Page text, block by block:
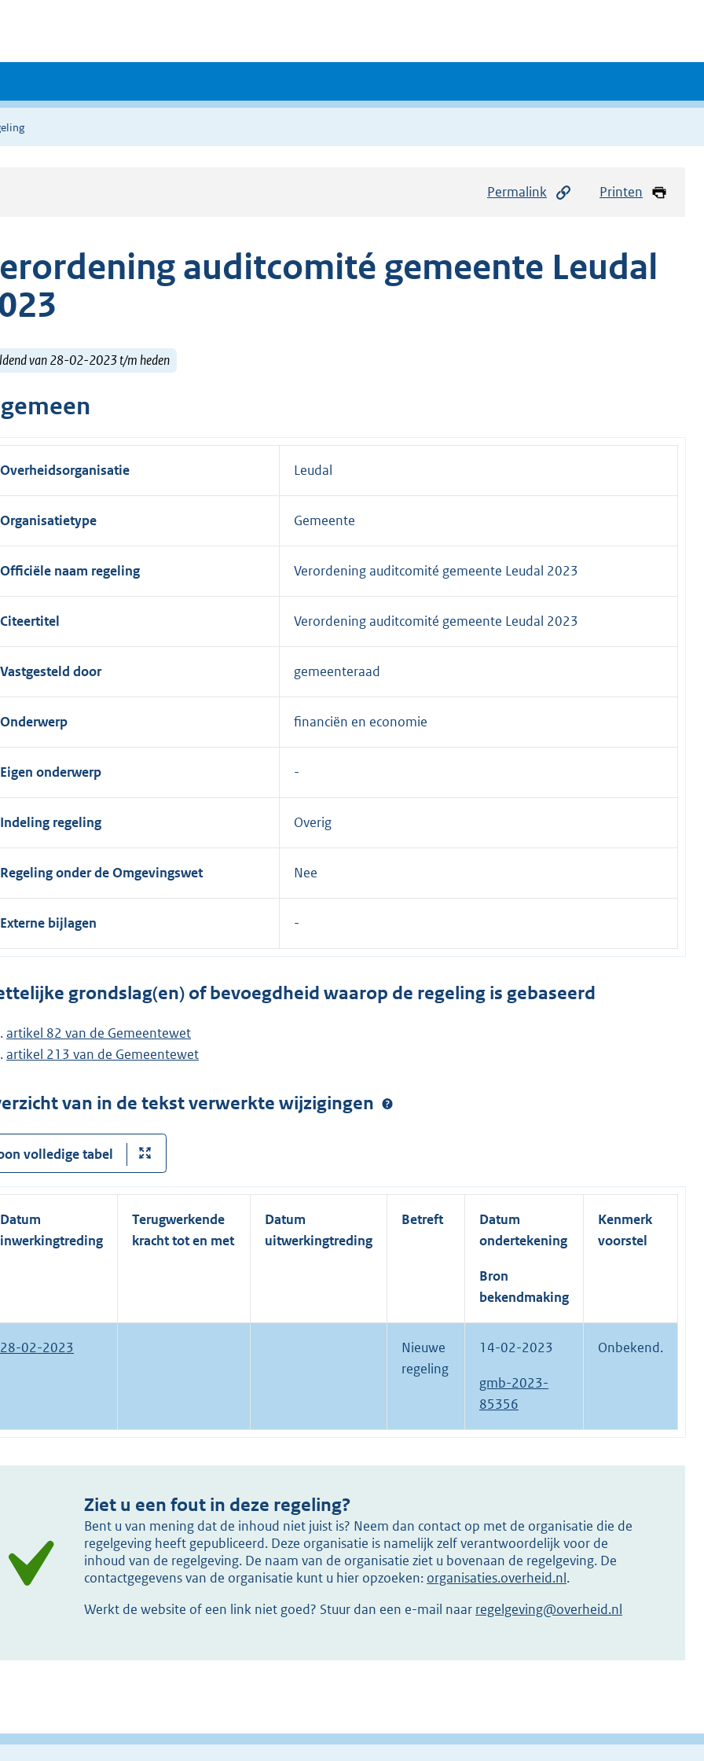
Permalink Printen
auditcomité gemeente Leudal
van 28-02-2023 t/m heden
Overheidsorganisatie Leudal
Organisatietype Gemeente
Officiële naam regeling Verordening auditcomité gemeente Leudal 2023
Citeertitel Verordening auditcomité gemeente Leudal 2023
Vastgesteld door gemeenteraad
Onderwerp financiën en economie
Eigen onderwerp
Indeling regeling Overig
Regeling onder de Omgevingswet Nee
Externe bijlagen
grondslag(en) of bevoegdheid waarop de regeling is gebaseerd
artikel 82 van de Gemeentewet
artikel 213 van de Gemeentewet
van in de tekst verwerkte wijzigingen
volledige tabel
Datum
inwerkingtreding
Terugwerkende
kracht tot en met
Datum
uitwerkingtreding
Betreft
Datum
ondertekening
Bron
bekendmaking
Kenmerk
voorstel
28-02-2023
Nieuwe
regeling
14-02-2023
gmb-2023-
85356
Onbekend.
Ziet u een fout in deze regeling?
Bent u van mening dat de inhoud niet juist is? Neem dan contact op met de organisatie die de
regelgeving heeft gepubliceerd. Deze organisatie is namelijk zelf verantwoordelijk voor de
inhoud van de regelgeving. De naam van de organisatie ziet u bovenaan de regelgeving. De
contactgegevens van de organisatie kunt u hier opzoeken: organisaties.overheid.nl.
Werkt de website of een link niet goed? Stuur dan een e-mail naar regelgeving@overheid.nl